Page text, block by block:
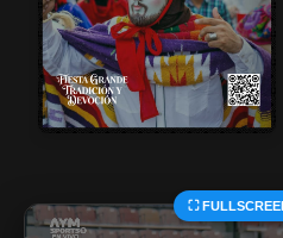
⛶
© 2026 Central